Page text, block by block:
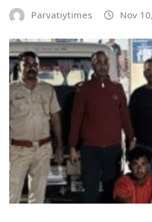
Parvatiytimes Nov